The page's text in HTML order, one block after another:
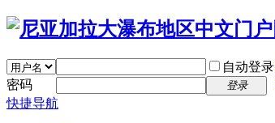
自动登录
密码
登录
快捷导航